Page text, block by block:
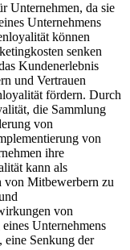
Unternehmen, da sie
Unternehmens
können
senken
Kundenerlebnis
und Vertrauen
fördern. Durch
die Sammlung
von
von
ihre
kann als
von Mitbewerbern zu
von
Unternehmens
eine Senkung der